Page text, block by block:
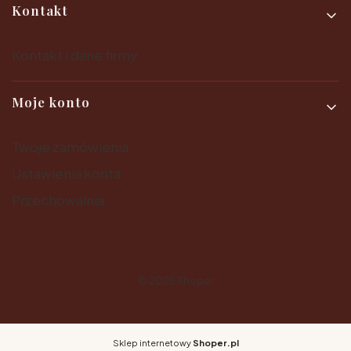
Kontakt
Moje konto
Sklep internetowy Shoper.pl